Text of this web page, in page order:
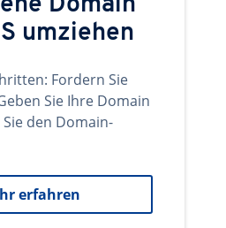
Domain
umziehen
Fordern Sie
Sie Ihre Domain
den Domain-
erfahren